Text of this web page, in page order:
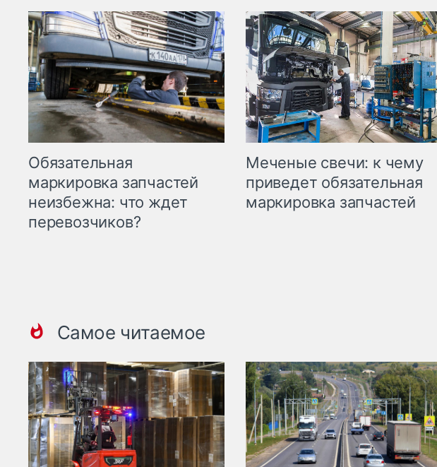
Обязательная
маркировка запчастей
неизбежна: что ждет
перевозчиков?
Меченые свечи: к чему
приведет обязательная
маркировка запчастей
Самое читаемое